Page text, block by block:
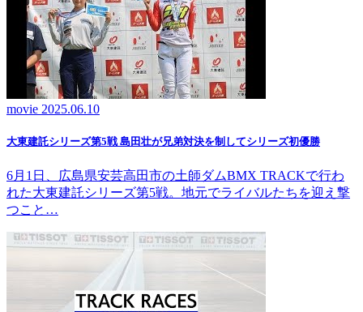
movie 2025.06.10
大東建託シリーズ第5戦 島田壮が兄弟対決を制してシリーズ初優勝
6月1日、広島県安芸高田市の土師ダムBMX TRACKで行わ
れた大東建託シリーズ第5戦。地元でライバルたちを迎え撃
つこと…